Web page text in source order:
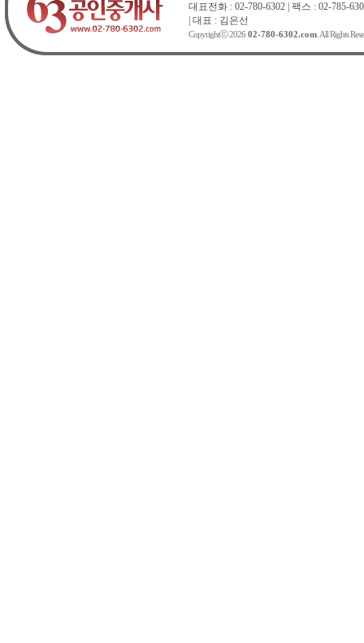
대표전화 : 02-780-6302 | 팩스 : 02-785-
| 대표 : 김은선
Copyrightⓒ 2026 02-780-6302.com. All Rights